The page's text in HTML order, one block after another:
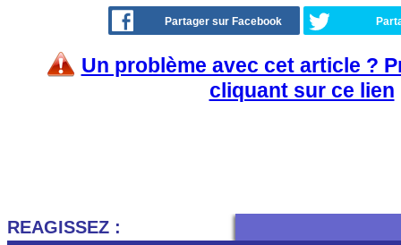
Partager sur Facebook
Un problème avec cet article ?
cliquant sur ce lien
REAGISSEZ :